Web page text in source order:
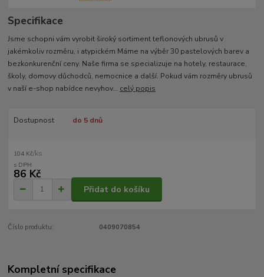
Specifikace
Jsme schopni vám vyrobit široký sortiment teflonových ubrusů v
jakémkoliv rozměru, i atypickém Máme na výběr 30 pastelových barev a
bezkonkurenční ceny. Naše firma se specializuje na hotely, restaurace,
školy, domovy důchodců, nemocnice a další. Pokud vám rozměry ubrusů
v naší e-shop nabídce nevyhov... celý popis
Dostupnost do 5 dnů
104 Kč/ks
86 Kč
Přidat do košíku
Číslo produktu: 0409070854
Kompletní specifikace